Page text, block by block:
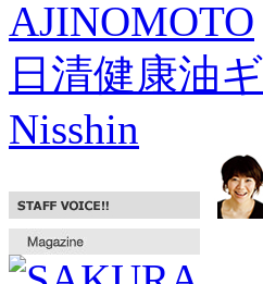
AJINOMOTO
日清健康油
Nisshin